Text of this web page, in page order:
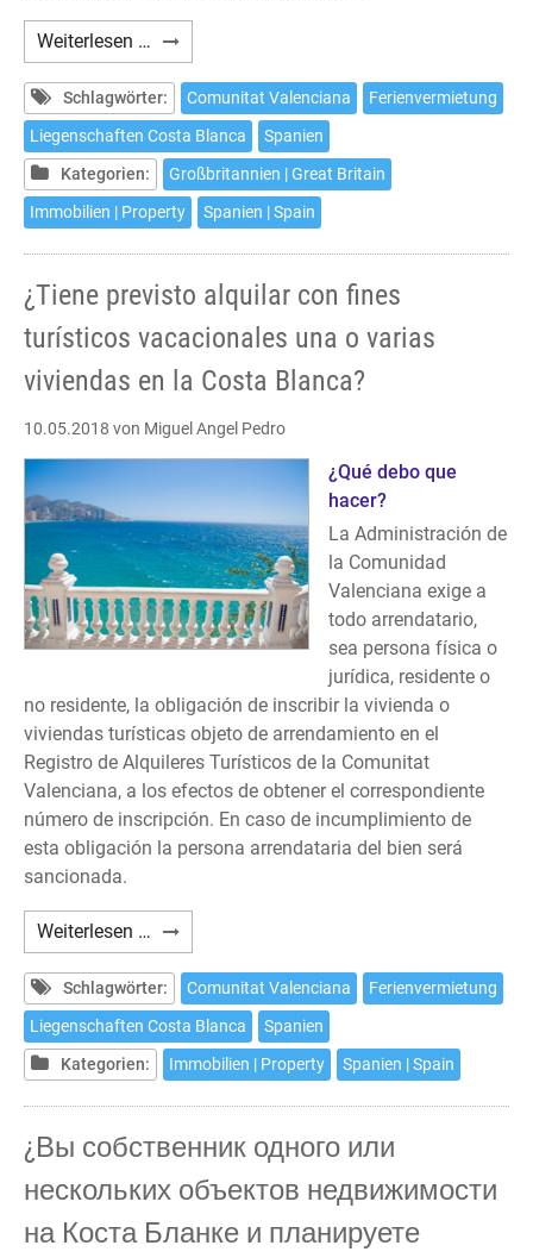
Weiterlesen … Are
you
interested
in
renting
one
or
your
properties
at
the
Blanca
vacation
purposes?
Schlagwörter: Comunitat Valenciana
Ferienvermietung
Liegenschaften Costa Blanca
Spanien
Kategorien:
Großbritannien | Great Britain
Immobilien | Property
Spanien | Spain
¿Tiene previsto alquilar con fines
turísticos vacacionales una o varias
viviendas en la Costa Blanca?
10.05.2018 von Miguel Angel Pedro
¿Qué debo que
hacer?
La Administración de
la Comunidad
Valenciana exige a
todo arrendatario,
sea persona física o
jurídica, residente o
no residente, la obligación de inscribir la vivienda o
viviendas turísticas objeto de arrendamiento en el
Registro de Alquileres Turísticos de la Comunitat
Valenciana, a los efectos de obtener el correspondiente
número de inscripción. En caso de incumplimiento de
esta obligación la persona arrendataria del bien será
sancionada.
Weiterlesen … ¿Tiene
previsto
alquilar
con
fines
turísticos
vacacionales
o
varias
en
Schlagwörter: Comunitat Valenciana
Ferienvermietung
Liegenschaften Costa Blanca
Spanien
Kategorien:
Immobilien | Property Spanien | Spain
¿Вы собственник одного или
нескольких объектов недвижимости
на Коста Бланке и планируете